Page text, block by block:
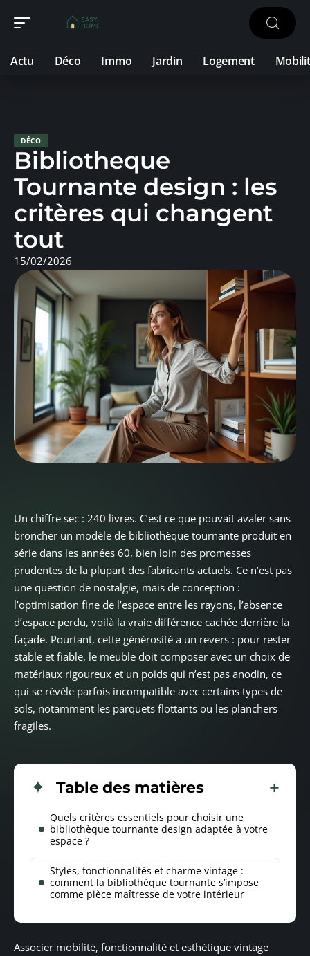
Actu Déco Immo Jardin Logement
DÉCO
Bibliotheque
Tournante design : les
critères qui changent
tout
15/02/2026
Un chiffre sec : 240 livres. C’est ce que pouvait avaler sans
broncher un modèle de bibliothèque tournante produit en
série dans les années 60, bien loin des promesses
prudentes de la plupart des fabricants actuels. Ce n’est pas
une question de nostalgie, mais de conception :
l’optimisation fine de l’espace entre les rayons, l’absence
d’espace perdu, voilà la vraie différence cachée derrière la
façade. Pourtant, cette générosité a un revers : pour rester
stable et fiable, le meuble doit composer avec un choix de
matériaux rigoureux et un poids qui n’est pas anodin, ce
qui se révèle parfois incompatible avec certains types de
sols, notamment les parquets flottants ou les planchers
fragiles.
Table des matières
Quels critères essentiels pour choisir une
bibliothèque tournante design adaptée à votre
espace ?
Styles, fonctionnalités et charme vintage :
comment la bibliothèque tournante s’impose
comme pièce maîtresse de votre intérieur
Associer mobilité, fonctionnalité et esthétique vintage